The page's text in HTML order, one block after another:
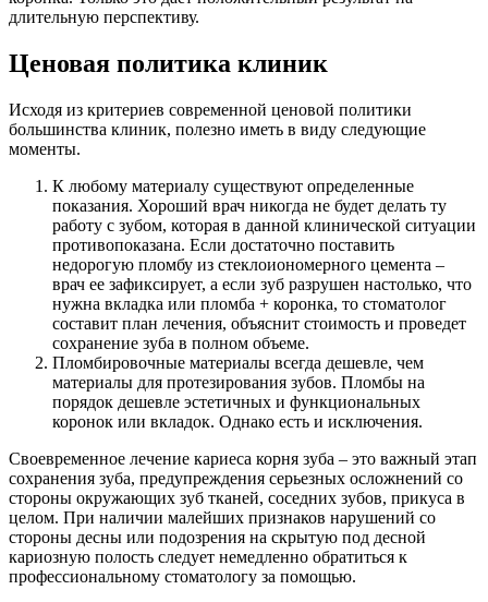
длительную перспективу.
Ценовая политика клиник
Исходя из критериев современной ценовой политики
большинства клиник, полезно иметь в виду следующие
моменты.
К любому материалу существуют определенные
показания. Хороший врач никогда не будет делать ту
работу с зубом, которая в данной клинической ситуации
противопоказана. Если достаточно поставить
недорогую пломбу из стеклоиономерного цемента –
врач ее зафиксирует, а если зуб разрушен настолько, что
нужна вкладка или пломба + коронка, то стоматолог
составит план лечения, объяснит стоимость и проведет
сохранение зуба в полном объеме.
Пломбировочные материалы всегда дешевле, чем
материалы для протезирования зубов. Пломбы на
порядок дешевле эстетичных и функциональных
коронок или вкладок. Однако есть и исключения.
Своевременное лечение кариеса корня зуба – это важный этап
сохранения зуба, предупреждения серьезных осложнений со
стороны окружающих зуб тканей, соседних зубов, прикуса в
целом. При наличии малейших признаков нарушений со
стороны десны или подозрения на скрытую под десной
кариозную полость следует немедленно обратиться к
профессиональному стоматологу за помощью.